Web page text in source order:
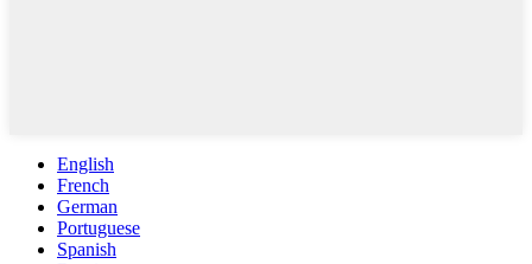
English
French
German
Portuguese
Spanish